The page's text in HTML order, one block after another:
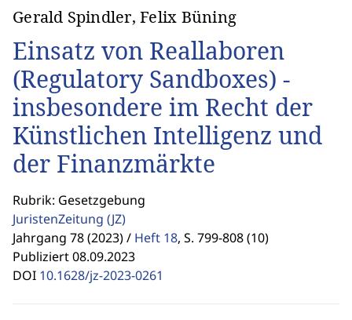
Gerald Spindler, Felix Büning
Einsatz von Reallaboren
(Regulatory Sandboxes) -
insbesondere im Recht der
Künstlichen Intelligenz und
der Finanzmärkte
Rubrik: Gesetzgebung
JuristenZeitung (JZ)
Jahrgang 78 (2023) / Heft 18, S. 799-808 (10)
Publiziert 08.09.2023
DOI 10.1628/jz-2023-0261